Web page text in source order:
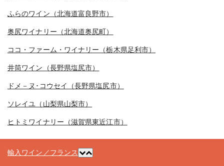
ふらのワイン（北海道富良野市）
奥尻ワイナリー（北海道奥尻町）
ココ・ファーム・ワイナリー（栃木県足利市）
井筒ワイン（長野県塩尻市）
ドメ－ヌ･コウセイ（長野県塩尻市）
ソレイユ（山梨県山梨市）
ヒトミワイナリー（滋賀県東近江市）
輸入ワイン／フランス